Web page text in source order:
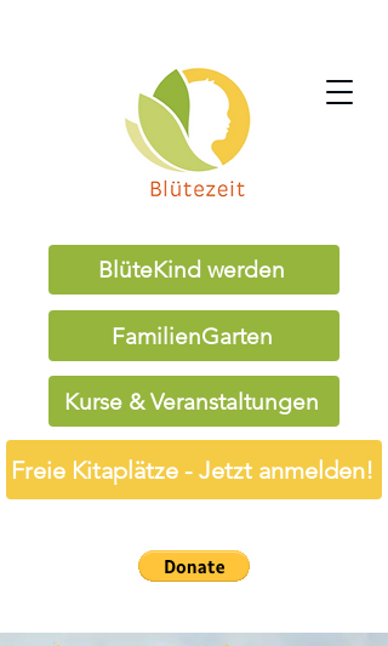
BlüteKind werden
FamilienGarten
Kurse & Veranstaltungen
Freie Kitaplätze - Jetzt anmelden!